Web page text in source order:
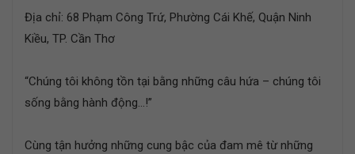
Địa chỉ: 68 Phạm Công Trứ, Phường Cái Khế, Quận Ninh
Kiều, TP. Cần Thơ
“Chúng tôi không tồn tại bằng những câu hứa – chúng tôi
sống bằng hành động…!”
Cùng tận hưởng những cung bậc của đam mê từ những